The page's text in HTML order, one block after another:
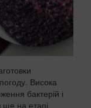
Висока
бактерій і
ще на етапі